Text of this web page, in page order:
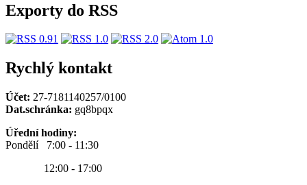
Exporty do RSS
Rychlý kontakt
Účet: 27-7181140257/0100
Dat.schránka: gq8bpqx
Úřední hodiny:
Pondělí 7:00 - 11:30
12:00 - 17:00